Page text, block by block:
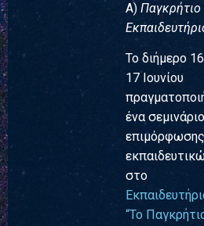
Α) Παγκρήτιο
Το διήμερο
17 Ιουνίου
ένα σεμινάριο
επιμόρφωσης
στο
“Το